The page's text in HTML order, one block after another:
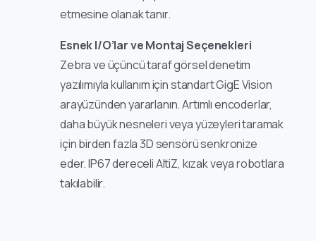
etmesine olanak tanır.
Esnek I/O’lar ve Montaj Seçenekleri
Zebra ve üçüncü taraf görsel denetim
yazılımıyla kullanım için standart GigE Vision
arayüzünden yararlanın. Artımlı encoderlar,
daha büyük nesneleri veya yüzeyleri taramak
için birden fazla 3D sensörü senkronize
eder. IP67 dereceli AltiZ, kızak veya robotlara
takılabilir.